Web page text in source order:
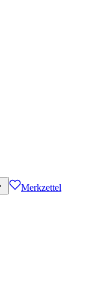
Merkzettel